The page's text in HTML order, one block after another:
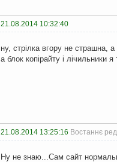
21.08.2014 10:32:40
ну, стрілка вгору не страшна,
а блок копірайту і лічильники я
21.08.2014 13:25:16 Востаннє
Ну не знаю...Сам сайт